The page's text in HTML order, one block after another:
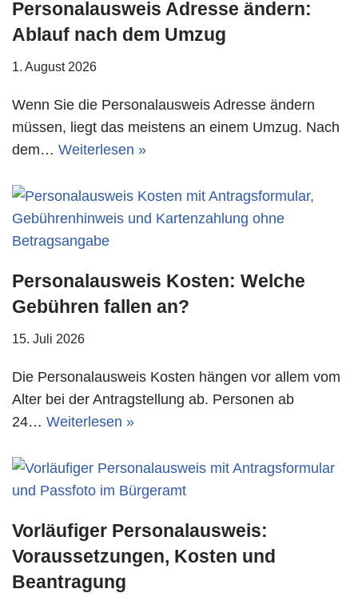
Personalausweis Adresse ändern:
Ablauf nach dem Umzug
1. August 2026
Wenn Sie die Personalausweis Adresse ändern
müssen, liegt das meistens an einem Umzug. Nach
dem… Weiterlesen »
Personalausweis Kosten: Welche
Gebühren fallen an?
15. Juli 2026
Die Personalausweis Kosten hängen vor allem vom
Alter bei der Antragstellung ab. Personen ab
24… Weiterlesen »
Vorläufiger Personalausweis:
Voraussetzungen, Kosten und
Beantragung